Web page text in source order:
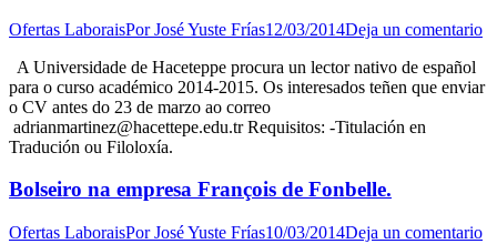
Ofertas LaboraisPorJosé Yuste Frías12/03/2014Deja un comentario
A Universidade de Haceteppe procura un lector nativo de español
para o curso académico 2014-2015. Os interesados teñen que enviar
o CV antes do 23 de marzo ao correo
adrianmartinez@hacettepe.edu.tr Requisitos: -Titulación en
Tradución ou Filoloxía.
Bolseiro na empresa François de Fonbelle.
Ofertas LaboraisPorJosé Yuste Frías10/03/2014Deja un comentario